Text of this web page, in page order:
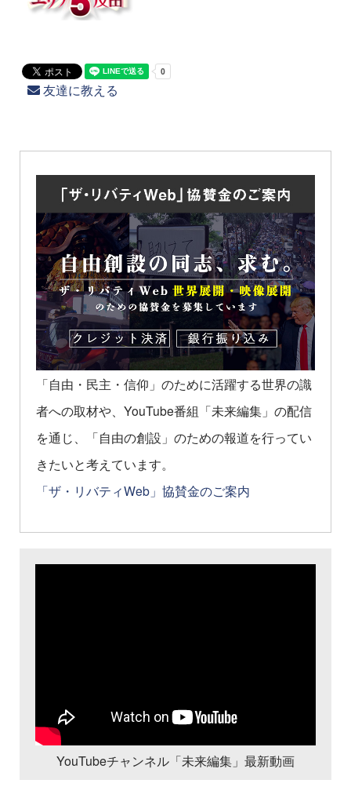
友達に教える
「自由・民主・信仰」のために活躍する世界の識
者への取材や、YouTube番組「未来編集」の配信
を通じ、「自由の創設」のための報道を行ってい
きたいと考えています。
「ザ・リバティWeb」協賛金のご案内
YouTubeチャンネル「未来編集」最新動画